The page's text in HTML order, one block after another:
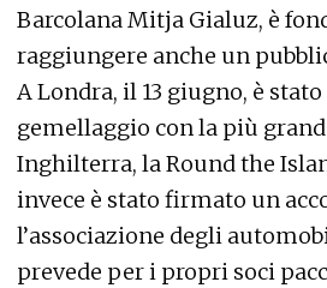
Barcolana Mitja Gialuz, è
raggiungere anche un
A Londra, il 13 giugno, è
gemellaggio con la più
Inghilterra, la Round the
invece è stato firmato un
l’associazione degli
prevede per i propri soci